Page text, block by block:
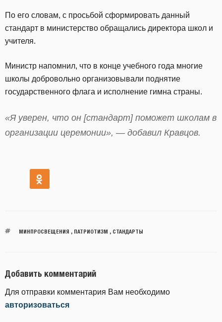
По его словам, с просьбой сформировать данный
стандарт в министерство обращались директора школ и
учителя.
Министр напомнил, что в конце учебного года многие
школы добровольно организовывали поднятие
государственного флага и исполнение гимна страны.
«Я уверен, что он [стандарт] поможет школам в
организации церемонии», — добавил Кравцов.
МИНПРОСВЕЩЕНИЯ , ПАТРИОТИЗМ , СТАНДАРТЫ
Добавить комментарий
Для отправки комментария Вам необходимо
авторизоваться